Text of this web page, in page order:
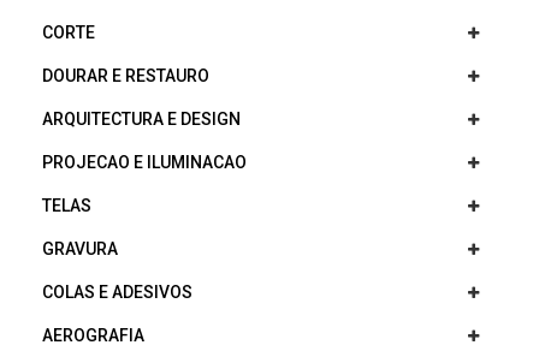
CORTE
DOURAR E RESTAURO
ARQUITECTURA E DESIGN
PROJECAO E ILUMINACAO
TELAS
GRAVURA
COLAS E ADESIVOS
AEROGRAFIA